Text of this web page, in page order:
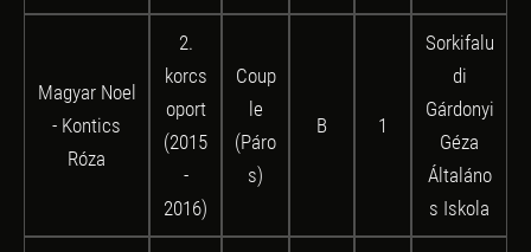
Magyar Noel
- Kontics
Róza
2.
korcs
oport
(2015
-
2016)
Coup
le
(Páro
s)
B 1
Sorkifalu
di
Gárdonyi
Géza
Általáno
s Iskola